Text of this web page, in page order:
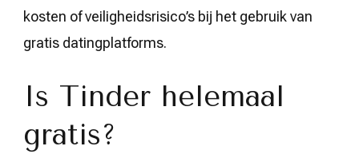
kosten of veiligheidsrisico’s bij het gebruik van
gratis datingplatforms.
Is Tinder helemaal
gratis?